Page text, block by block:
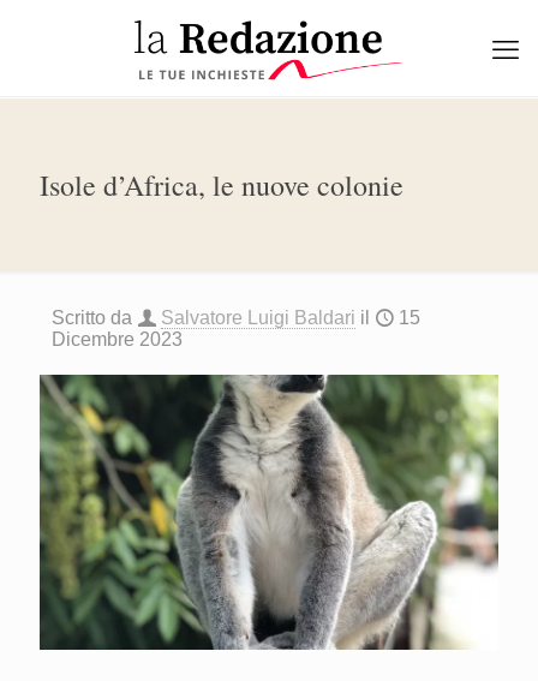
Isole d’Africa, le nuove colonie
Scritto da Salvatore Luigi Baldari il
15
Dicembre 2023